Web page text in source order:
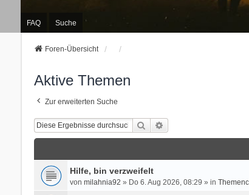
FAQ Suche
Foren-Übersicht
Aktive Themen
Zur erweiterten Suche
Suche
Hilfe, bin verzweifelt
von milahnia92 » Do 6. Aug 2026, 08:29 » in